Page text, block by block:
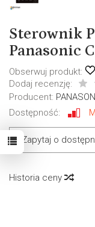
Sterownik
Panasonic
Obserwuj produkt:
Dodaj recenzję:
Producent:
Dostępność:
Zapytaj o
Historia ceny